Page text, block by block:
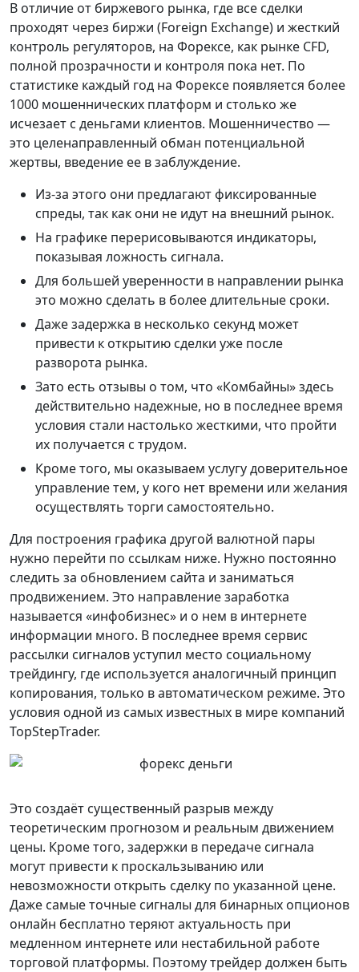
В отличие от биржевого рынка, где все сделки
проходят через биржи (Foreign Exchange) и жесткий
контроль регуляторов, на Форексе, как рынке CFD,
полной прозрачности и контроля пока нет. По
статистике каждый год на Форексе появляется более
1000 мошеннических платформ и столько же
исчезает с деньгами клиентов. Мошенничество —
это целенаправленный обман потенциальной
жертвы, введение ее в заблуждение.
Из-за этого они предлагают фиксированные
спреды, так как они не идут на внешний рынок.
На графике перерисовываются индикаторы,
показывая ложность сигнала.
Для большей уверенности в направлении рынка
это можно сделать в более длительные сроки.
Даже задержка в несколько секунд может
привести к открытию сделки уже после
разворота рынка.
Зато есть отзывы о том, что «Комбайны» здесь
действительно надежные, но в последнее время
условия стали настолько жесткими, что пройти
их получается с трудом.
Кроме того, мы оказываем услугу доверительное
управление тем, у кого нет времени или желания
осуществлять торги самостоятельно.
Для построения графика другой валютной пары
нужно перейти по ссылкам ниже. Нужно постоянно
следить за обновлением сайта и заниматься
продвижением. Это направление заработка
называется «инфобизнес» и о нем в интернете
информации много. В последнее время сервис
рассылки сигналов уступил место социальному
трейдингу, где используется аналогичный принцип
копирования, только в автоматическом режиме. Это
условия одной из самых известных в мире компаний
TopStepTrader.
Это создаёт существенный разрыв между
теоретическим прогнозом и реальным движением
цены. Кроме того, задержки в передаче сигнала
могут привести к проскальзыванию или
невозможности открыть сделку по указанной цене.
Даже самые точные сигналы для бинарных опционов
онлайн бесплатно теряют актуальность при
медленном интернете или нестабильной работе
торговой платформы. Поэтому трейдер должен быть